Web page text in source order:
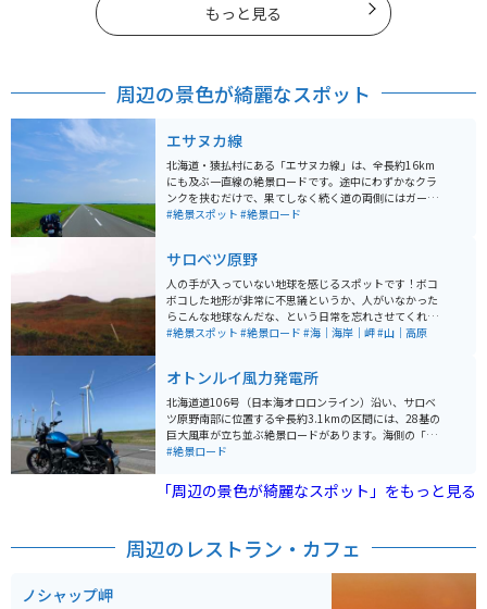
もっと見る
周辺の景色が綺麗なスポット
エサヌカ線
北海道・猿払村にある「エサヌカ線」は、全長約16km
にも及ぶ一直線の絶景ロードです。途中にわずかなクラ
ンクを挟むだけで、果てしなく続く道の両側にはガード
レールも電柱も建物もなく、広大な牧草地が広がりま
な感覚に。運が良ければ牧草地で鹿の群れに出会うこと
もあります。 エサヌカ線がある猿払村は、ホタテの水揚
げ量日本一を誇る村。近くの「道の駅さるふつ公園」に
はキャンプ場や憩いの湯があり、ホタテ丼やホタテラー
メンなど地元グルメも楽しめます。まさに北海道らしい
#絶景スポット #絶景ロード
サロベツ原野
人の手が入っていない地球を感じるスポットです！ボコ
ボコした地形が非常に不思議というか、人がいなかった
らこんな地球なんだな、という日常を忘れさせてくれる
壮大さがあります。それ以外は何もありません。しか
#絶景スポット #絶景ロード #海｜海岸｜岬#山｜高原
オトンルイ風力発電所
北海道道106号（日本海オロロンライン）沿い、サロベ
ツ原野南部に位置する全長約3.1kmの区間には、28基の
巨大風車が立ち並ぶ絶景ロードがあります。海側の「サ
ロベツ原野パーキング」からは、天気が良ければ利尻富
力や風を切る音を感じられるスポットで、バイクと風車
を一緒に撮れば最高の1枚に。北海道ツーリングの定番
#絶景ロード
「周辺の景色が綺麗なスポット」をもっと見る
周辺のレストラン・カフェ
ノシャップ岬